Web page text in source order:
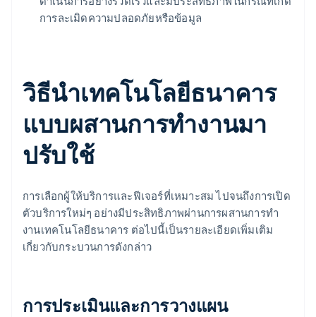
การละเมิดความปลอดภัยหรือข้อมูล
วิธีนำเทคโนโลยีธนาคาร
แบบผสานการทํางานมา
ปรับใช้
การเลือกผู้ให้บริการและฟีเจอร์ที่เหมาะสม ไปจนถึงการเปิด
ตัวบริการใหม่ๆ อย่างมีประสิทธิภาพผ่านการผสานการทํา
งานเทคโนโลยีธนาคาร ต่อไปนี้เป็นรายละเอียดเพิ่มเติม
เกี่ยวกับกระบวนการดังกล่าว
การประเมินและการวางแผน